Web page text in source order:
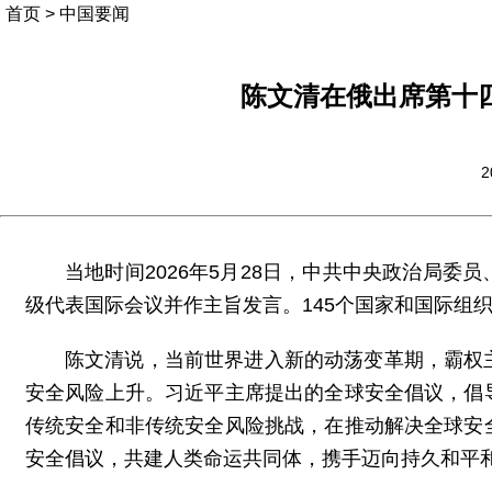
首页 > 中国要闻
陈文清在俄出席第十
当地时间2026年5月28日，中共中央政治局委
级代表国际会议并作主旨发言。145个国家和国际组
陈文清说，当前世界进入新的动荡变革期，霸
安全风险上升。习近平主席提出的全球安全倡议，
传统安全和非传统安全风险挑战，在推动解决全球
安全倡议，共建人类命运共同体，携手迈向持久和平